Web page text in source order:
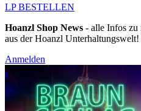
LP BESTELLEN
Hoanzl Shop News - alle Infos zu
aus der Hoanzl Unterhaltungswelt!
Anmelden